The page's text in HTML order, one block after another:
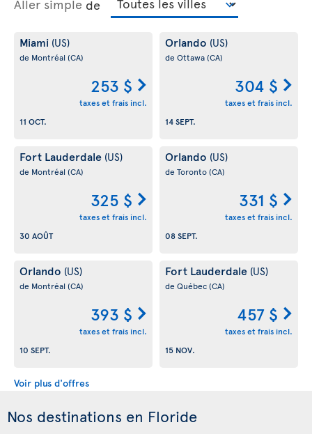
Aller simple de
Miami (US)
de Montréal (CA)
253 $
taxes et frais incl.
11 OCT.
Orlando (US)
de Ottawa(CA)
304 $
taxes et frais incl.
14 SEPT.
Fort Lauderdale (US)
de Montréal (CA)
325 $
taxes et frais incl.
30 AOÛT
Orlando (US)
de Toronto(CA)
331 $
taxes et frais incl.
08 SEPT.
Orlando (US)
de Montréal (CA)
393 $
taxes et frais incl.
10 SEPT.
Fort Lauderdale (US)
de Québec(CA)
457 $
taxes et frais incl.
15 NOV.
Voir plus d'offres
Nos destinations en Floride